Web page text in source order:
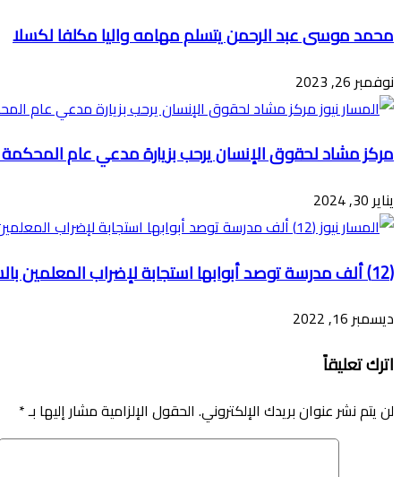
محمد موسى عبد الرحمن يتسلم مهامه واليا مكلفا لكسلا
نوفمبر 26, 2023
مركز مشاد لحقوق الإنسان يرحب بزيارة مدعي عام المحكمة
يناير 30, 2024
(12) ألف مدرسة توصد أبوابها استجابة لإضراب المعلمين بالسودان
ديسمبر 16, 2022
اترك تعليقاً
لن يتم نشر عنوان بريدك الإلكتروني. الحقول الإلزامية مشار إليها بـ*